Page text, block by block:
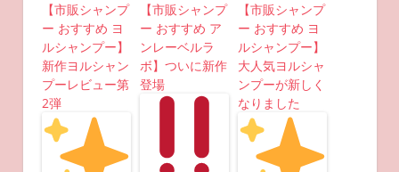
【市販シャンプ
ー おすすめ ヨ
ルシャンプー】
新作ヨルシャン
プーレビュー第
2弾
【市販シャンプ
ー おすすめ ア
ンレーベルラ
ボ】ついに新作
登場
【市販シャンプ
ー おすすめ ヨ
ルシャンプー】
大人気ヨルシャ
ンプーが新しく
なりました